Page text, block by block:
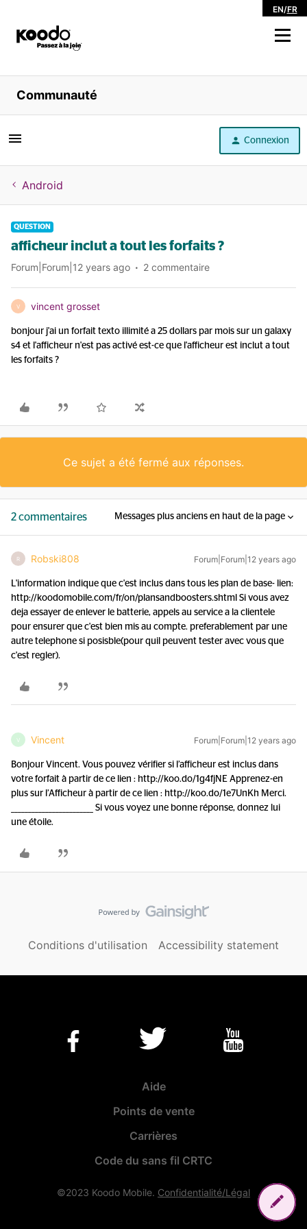
EN/FR
Magasiner
Libre service
Aide
Communauté
Connexion
Android
QUESTION
afficheur inclut a tout les forfaits ?
Forum|Forum|12 years ago 2 commentaire
V vincent grosset
bonjour j'ai un forfait texto illimité a 25 dollars par mois sur un galaxy
s4 et l'afficheur n'est pas activé est-ce que l'afficheur est inclut a tout
les forfaits ?
Ce sujet a été fermé aux réponses.
2 commentaires Messages plus anciens en haut de la page
R Robski808 Forum|Forum|12 years ago
L'information indique que c'est inclus dans tous les plan de base- lien:
http://koodomobile.com/fr/on/plansandboosters.shtml Si vous avez
deja essayer de enlever le batterie, appels au service a la clientele
pour ensurer que c'est bien mis au compte. preferablement par une
autre telephone si posisble(pour quil peuvent tester avec vous que
c'est regler).
V Vincent Forum|Forum|12 years ago
Bonjour Vincent. Vous pouvez vérifier si l’afficheur est inclus dans
votre forfait à partir de ce lien : http://koo.do/1g4fjNE Apprenez-en
plus sur l’Afficheur à partir de ce lien : http://koo.do/1e7UnKh Merci.
________________________ Si vous voyez une bonne réponse, donnez lui
une étoile.
Conditions d'utilisation Accessibility statement
Aide
Points de vente
Carrières
Code du sans fil CRTC
©2023 Koodo Mobile. Confidentialité/Légal